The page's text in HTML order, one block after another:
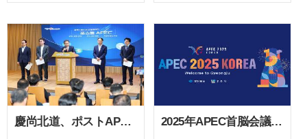
慶尚北道、ポストAPEC10大事業の詳細計画を発表
2025年APEC首脳会議、慶州で開催 : なぜ開催地は慶州なのか？